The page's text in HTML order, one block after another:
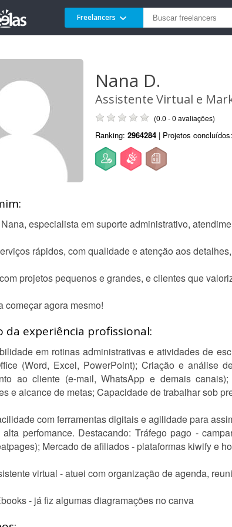
Freelancers
Nana D.
Assistente Virtual e
(0.0 - 0 avaliações)
Ranking: 2964284 | Projetos concluídos:
especialista em suporte administrativo,
rápidos, com qualidade e atenção aos
projetos pequenos e grandes, e clientes que
começar agora mesmo!
da experiência profissional:
em rotinas administrativas e atividades de
(Word, Excel, PowerPoint); Criação e análise
ao cliente (e-mail, WhatsApp e demais
e alcance de metas; Capacidade de trabalhar sob
com ferramentas digitais e agilidade para
perfomance. Destacando: Tráfego pago -
Mercado de afiliados - plataformas kiwify e
virtual - atuei com organização de agenda,
- já fiz algumas diagramações no canva